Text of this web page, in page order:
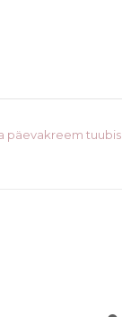
päevakreem tuubis